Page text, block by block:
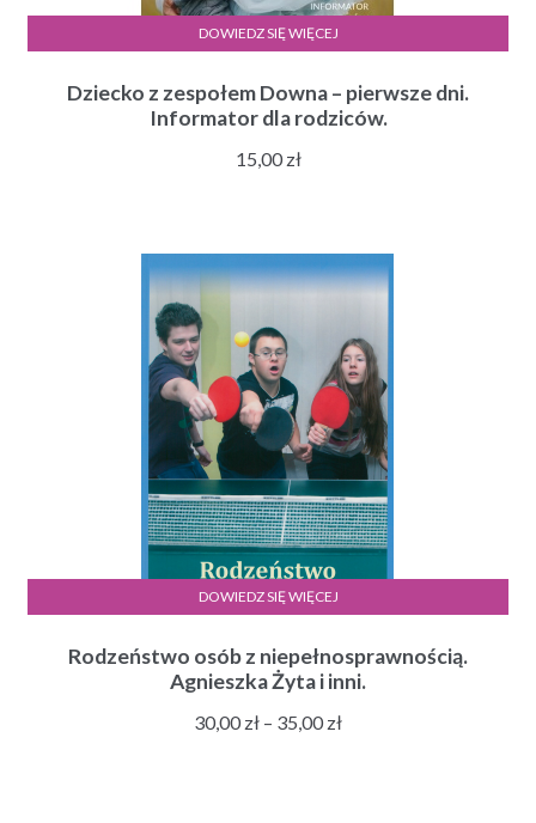
Dziecko z zespołem Downa – pierwsze dni.
Informator dla rodziców.
15,00 zł
DOWIEDZ SIĘ WIĘCEJ
Rodzeństwo osób z niepełnosprawnością.
Agnieszka Żyta i inni.
30,00 zł – 35,00 złZakres
DOWIEDZ SIĘ WIĘCEJ